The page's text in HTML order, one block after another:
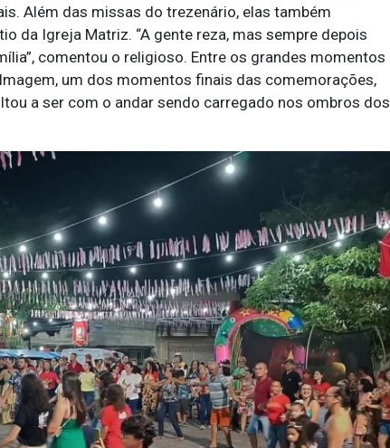
Além das missas do trezenário, elas também
da Igreja Matriz. “A gente reza, mas sempre depois
comentou o religioso. Entre os grandes momentos
um dos momentos finais das comemorações,
a ser com o andar sendo carregado nos ombros dos